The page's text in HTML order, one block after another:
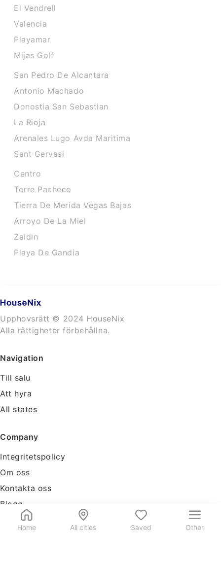
Home All cities Saved Other
El Vendrell
Valencia
Playamar
Mijas Golf
San Pedro De Alcantara
Antonio Machado
Donostia San Sebastian
La Rioja
Arenales Lugo Avda Maritima
Sant Gervasi
Centro
Torre Pacheco
Tierra De Merida Vegas Bajas
Arroyo De La Miel
Zaidin
Playa De Gandia
Upphovsrätt © 2024 HouseNix
Alla rättigheter förbehållna.
Navigation
Till salu
Att hyra
All states
Company
Integritetspolicy
Om oss
Kontakta oss
Blogg
Tools